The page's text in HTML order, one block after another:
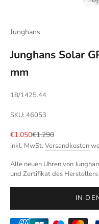
Junghans
Junghans Solar
mm
18/1425.44
SKU: 46053
Angebot
€1.050Regulärer Preis
€1.290
inkl. MwSt. Versandkosten
Alle neuen Uhren von
und Zertifikat des
IN